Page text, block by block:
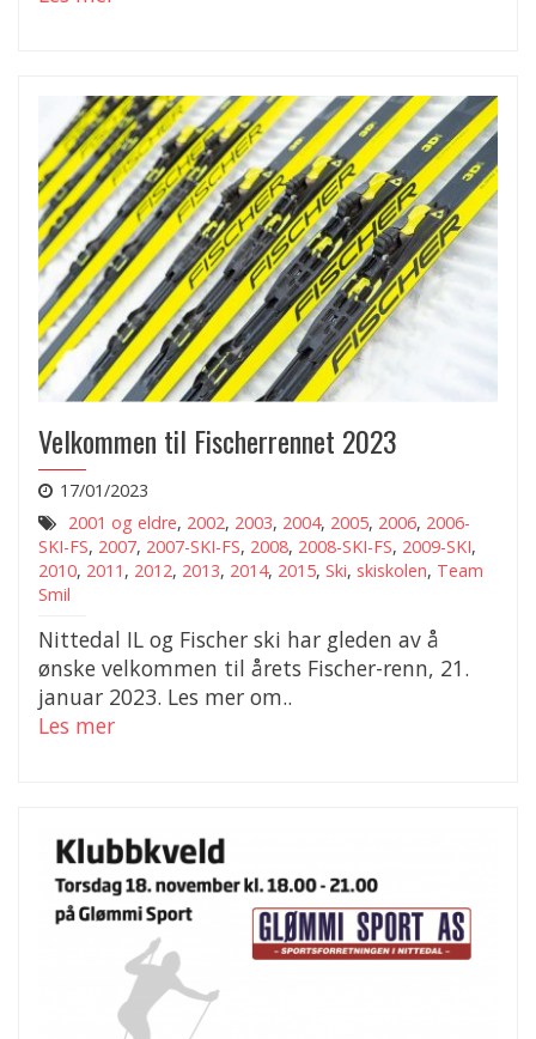
Velkommen til Fischerrennet 2023
17/01/2023
2001 og eldre, 2002, 2003, 2004, 2005, 2006, 2006-
SKI-FS, 2007, 2007-SKI-FS, 2008, 2008-SKI-FS, 2009-SKI,
2010, 2011 , 2012, 2013, 2014, 2015, Ski, skiskolen, Team
Smil
Nittedal IL og Fischer ski har gleden av å
ønske velkommen til årets Fischer-renn, 21.
januar 2023. Les mer om..
Les mer